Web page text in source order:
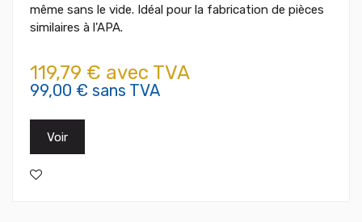
même sans le vide. Idéal pour la fabrication de pièces
similaires à l'APA.
119,79 € avec TVA
99,00 € sans TVA
Voir